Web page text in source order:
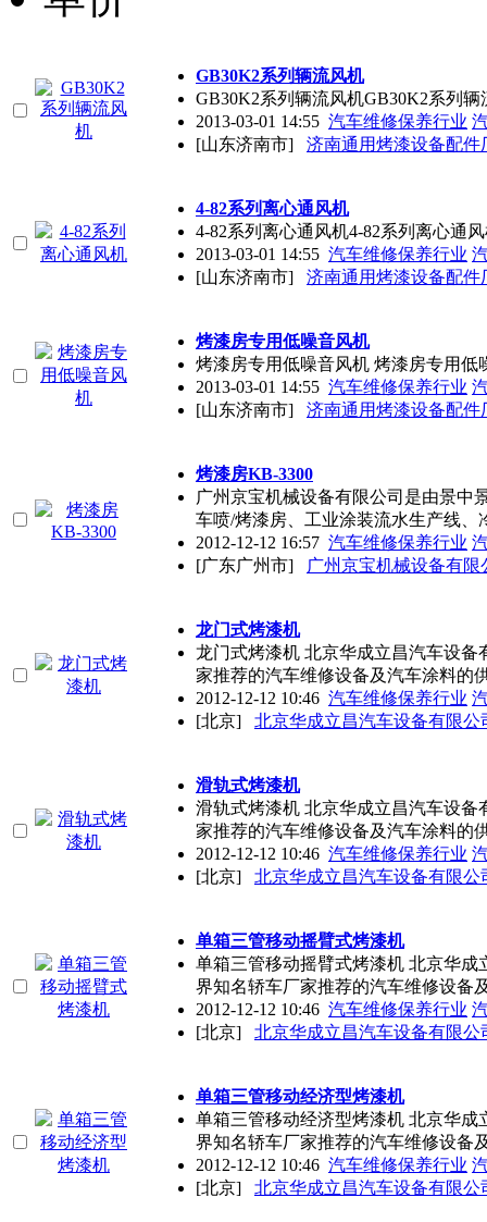
GB30K2系列辆流风机
GB30K2系列辆流风机GB30K2系列辆
2013-03-01 14:55 汽车维修保养行业
[山东济南市]
济南通用烤漆设备配
4-82系列离心通风机
4-82系列离心通风机4-82系列离心通
2013-03-01 14:55 汽车维修保养行业
[山东济南市]
济南通用烤漆设备配
烤漆房专用低噪音风机
烤漆房专用低噪音风机 烤漆房专用低
2013-03-01 14:55 汽车维修保养行业
[山东济南市]
济南通用烤漆设备配
烤漆房KB-3300
广州京宝机械设备有限公司是由景中
车喷/烤漆房、工业涂装流水生产线、
2012-12-12 16:57 汽车维修保养行业
[广东广州市]
广州京宝机械设备有限
龙门式烤漆机
龙门式烤漆机 北京华成立昌汽车设
家推荐的汽车维修设备及汽车涂料的
2012-12-12 10:46 汽车维修保养行业
[北京]
北京华成立昌汽车设备有限公
滑轨式烤漆机
滑轨式烤漆机 北京华成立昌汽车设
家推荐的汽车维修设备及汽车涂料的
2012-12-12 10:46 汽车维修保养行业
[北京]
北京华成立昌汽车设备有限公
单箱三管移动摇臂式烤漆机
单箱三管移动摇臂式烤漆机 北京华
界知名轿车厂家推荐的汽车维修设备
2012-12-12 10:46 汽车维修保养行业
[北京]
北京华成立昌汽车设备有限公
单箱三管移动经济型烤漆机
单箱三管移动经济型烤漆机 北京华
界知名轿车厂家推荐的汽车维修设备
2012-12-12 10:46 汽车维修保养行业
[北京]
北京华成立昌汽车设备有限公